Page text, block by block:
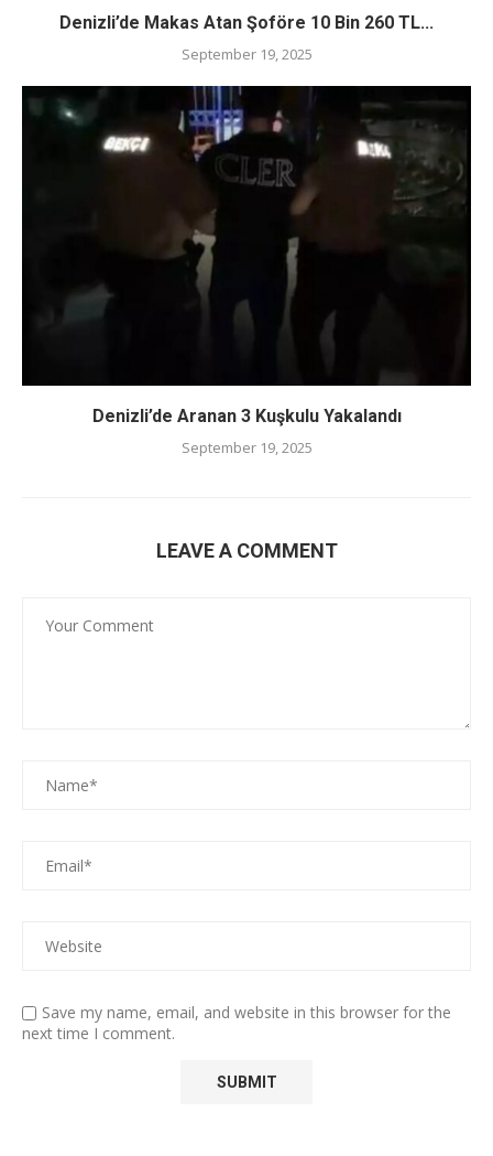
Denizli’de Makas Atan Şoföre 10 Bin 260 TL...
September 19, 2025
Denizli’de Aranan 3 Kuşkulu Yakalandı
September 19, 2025
LEAVE A COMMENT
Save my name, email, and website in this browser for the
next time I comment.